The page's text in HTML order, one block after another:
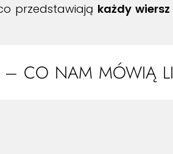
przedstawiają każdy
– CO NAM MÓWIĄ